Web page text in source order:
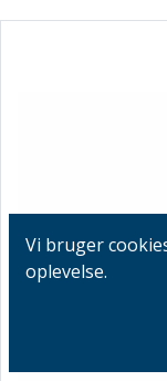
Vi bruger
oplevelse.